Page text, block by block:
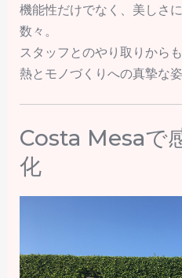
機能性だけでなく、美しさ
数々。
スタッフとのやり取りから
熱とモノづくりへの真摯な
Costa Mesaで
化